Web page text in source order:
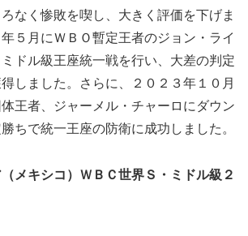
なく惨敗を喫し、大きく評価を下げま
５月にＷＢＯ暫定王者のジョン・ライ
ドル級王座統一戦を行い、大差の判定
しました。さらに、２０２３年１０月
王者、ジャーメル・チャーロにダウン
ちで統一王座の防衛に成功しました。
メキシコ）ＷＢＣ世界Ｓ・ミドル級２